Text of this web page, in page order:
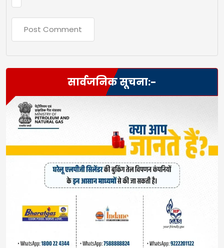
सार्वजनिक सूचना:-